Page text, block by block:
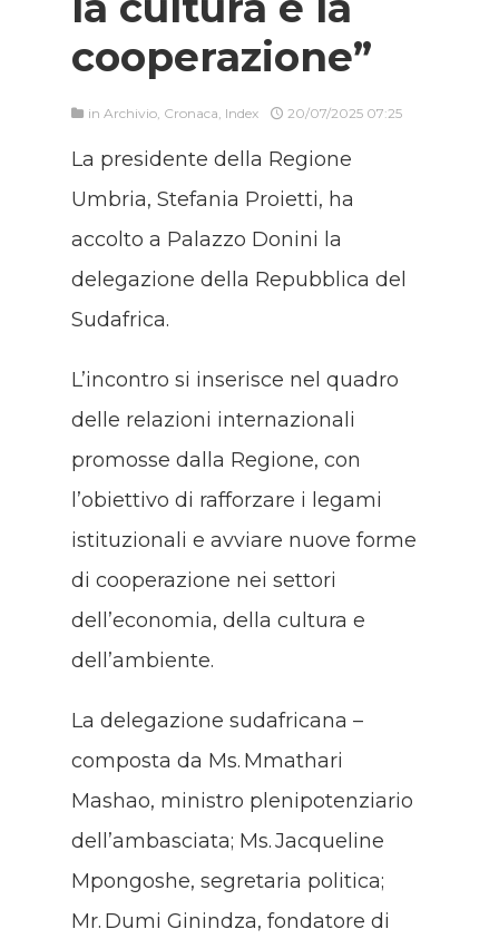
cooperazione”
in Archivio Cronaca Index 20/07/2025 07:25
La presidente della Regione
Umbria, Stefania Proietti, ha
accolto a Palazzo Donini la
delegazione della Repubblica del
Sudafrica.
L’incontro si inserisce nel quadro
delle relazioni internazionali
promosse dalla Regione, con
l’obiettivo di rafforzare i legami
istituzionali e avviare nuove forme
di cooperazione nei settori
dell’economia, della cultura e
dell’ambiente.
La delegazione sudafricana –
composta da Ms. Mmathari
Mashao, ministro plenipotenziario
dell’ambasciata; Ms. Jacqueline
Mpongoshe, segretaria politica;
Mr. Dumi Ginindza, fondatore di